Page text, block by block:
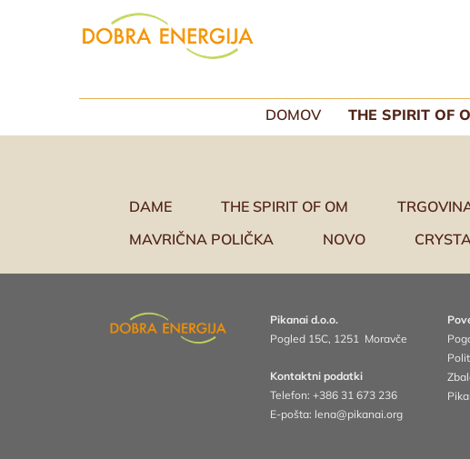
DOMOV THE SPIRIT OF
DAME THE SPIRIT OF OM
MAVRIČNA POLIČKA
NOVO
Pikanai d.o.o.
Pogled 15C, 1251 Moravče
Kontaktni podatki
Telefon: +386 31 673 236
E-pošta: lena@pikanai.org